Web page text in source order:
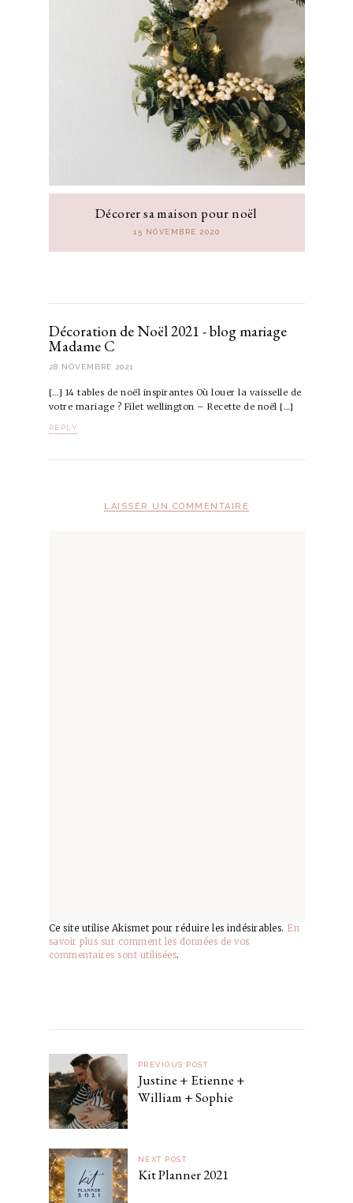
Décorer sa maison pour noël
15 NOVEMBRE 2020
Décoration de Noël 2021 - blog mariage
Madame C
28 NOVEMBRE 2021
[…] 14 tables de noël inspirantes Où louer la vaisselle de
votre mariage ? Filet wellington – Recette de noël […]
REPLY
LAISSER UN COMMENTAIRE
Ce site utilise Akismet pour réduire les indésirables. En
savoir plus sur comment les données de vos
commentaires sont utilisées.
PREVIOUS POST
Justine + Etienne +
William + Sophie
NEXT POST
Kit Planner 2021